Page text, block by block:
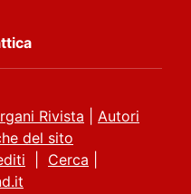
Rivista
Autori
del sito
Cerca